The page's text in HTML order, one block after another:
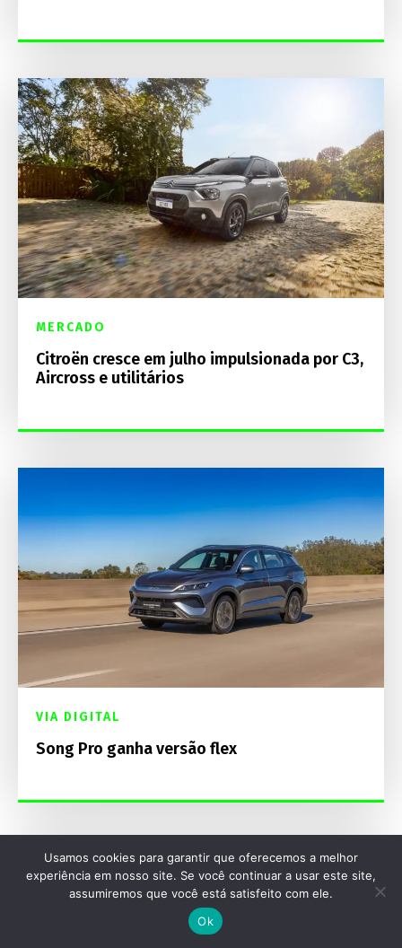
MERCADO
Citroën cresce em julho impulsionada por C3,
Aircross e utilitários
VIA DIGITAL
Song Pro ganha versão flex
Usamos cookies para garantir que oferecemos a melhor
experiência em nosso site. Se você continuar a usar este site,
assumiremos que você está satisfeito com ele.
Ok